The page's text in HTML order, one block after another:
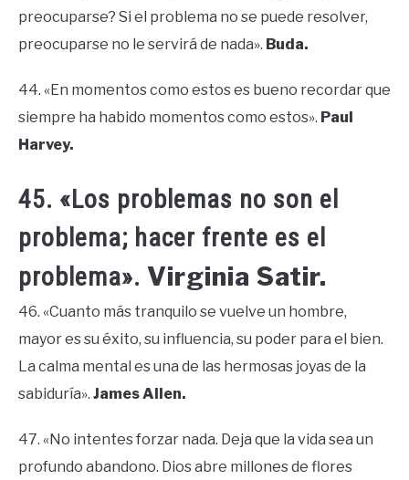
preocuparse? Si el problema no se puede resolver,
preocuparse no le servirá de nada». Buda.
44. «En momentos como estos es bueno recordar que
siempre ha habido momentos como estos». Paul
Harvey.
45. «Los problemas no son el
problema; hacer frente es el
problema». Virginia Satir.
46. «Cuanto más tranquilo se vuelve un hombre,
mayor es su éxito, su influencia, su poder para el bien.
La calma mental es una de las hermosas joyas de la
sabiduría». James Allen.
47. «No intentes forzar nada. Deja que la vida sea un
profundo abandono. Dios abre millones de flores